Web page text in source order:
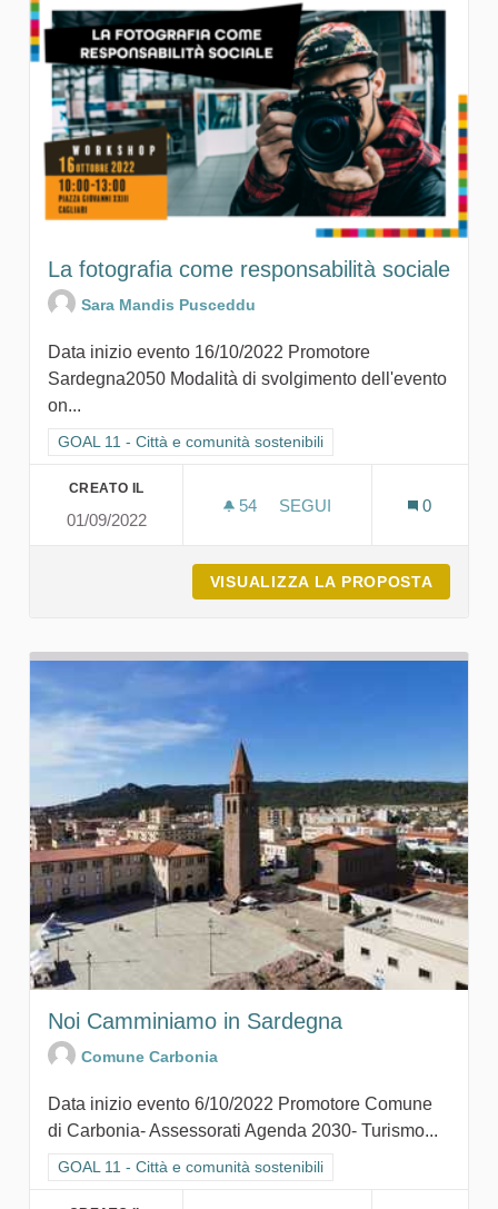
La fotografia come responsabilità sociale
Sara Mandis Pusceddu
Data inizio evento 16/10/2022 Promotore
Sardegna2050 Modalità di svolgimento dell'evento
on...
Filtra i risultati per categoria: GOAL 11 - Città e comunità
GOAL 11 - Città e comunità sostenibili
CREATO IL
01/09/2022
54 54 SOSTENITORI
SEGUI
0
VISUALIZZA LA PROPOSTA
Noi Camminiamo in Sardegna
Comune Carbonia
Data inizio evento 6/10/2022 Promotore Comune
di Carbonia- Assessorati Agenda 2030- Turismo...
Filtra i risultati per categoria: GOAL 11 - Città e comunità
GOAL 11 - Città e comunità sostenibili